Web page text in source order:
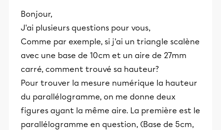
Bonjour,
J'ai plusieurs questions pour vous,
Comme par exemple, si j'ai un triangle scalène
avec une base de 10cm et un aire de 27mm
carré, comment trouvé sa hauteur?
Pour trouver la mesure numérique la hauteur
du parallélogramme, on me donne deux
figures ayant la même aire. La première est le
parallélogramme en question, (Base de 5cm,